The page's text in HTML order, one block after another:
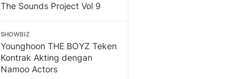
The Sounds Project Vol 9
SHOWBIZ
Younghoon THE BOYZ Teken
Kontrak Akting dengan
Namoo Actors